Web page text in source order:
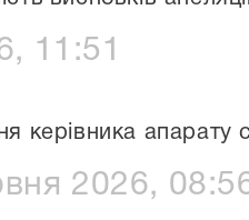
11:51
керівника
2026,